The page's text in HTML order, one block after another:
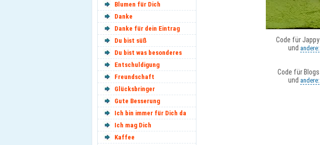
Blumen für Dich
Danke
Danke für dein Eintrag
Du bist süß
Du bist was besonderes
Entschuldigung
Freundschaft
Glücksbringer
Gute Besserung
Ich bin immer für Dich da
Ich mag Dich
Kaffee
Code für Jappy
und andere:
Code für Blogs
und andere: